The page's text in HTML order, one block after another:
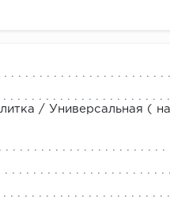
/ Универсальная (